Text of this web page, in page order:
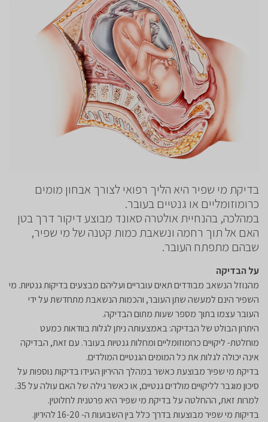
בדיקת מי שפיר היא הליך רפואי לצורך אבחון מומים
כרומוזומליים או גנטיים בעובר.
במהלכה, בהנחיית אולטרה סאונד מבוצע דיקור דרך בטן
האם אל תוך רחמה ונשאבת כמות קטנה של מי שפיר,
שבהם מתפתח העובר.
על הבדיקה
מהנוזל הנשאב מבודדים תאים עובריים ועליהם מבצעים בדיקות גנטיות. מי
השפיר הינם למעשה שתן העובר, והכמות הנשאבת מתחדשת על ידי
העובר עצמו בתוך מספר שעות מתום הבדיקה.
היתרון הבולט של הבדיקה: באמצעותה ניתן לגלות בוודאות כמעט
מוחלטת- ליקויים כרומוזומליים ומחלות גנטיות בעובר. עם זאת, הבדיקה
אינה יכולה לגלות את כל המומים הגנטיים המולדים.
בדיקת מי שפיר מבוצעת כאשר במהלך ההיריון העידו בדיקות נוספות על
סיכון מוגבר לליקויים מולדים גנטיים, או כאשר גילה של האם עולה על 35.
למרות זאת, ההחלטה על בדיקת מי שפיר היא פרטנית לחלוטין.
בדיקות מי שפיר מבוצעות בדרך כלל בין השבועות ה- 16-20 להיריון.